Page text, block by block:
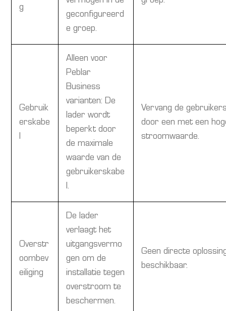
g
geconfigureerd
e groep.
Gebruik
erskabe
l
Alleen voor
Peblar
Business
varianten: De
lader wordt
beperkt door
de maximale
waarde van de
gebruikerskabe
l.
Vervang de
door een met een
stroomwaarde.
Overstr
oombev
eiliging
De lader
verlaagt het
uitgangsvermo
gen om de
installatie tegen
overstroom te
beschermen.
Geen directe
beschikbaar.